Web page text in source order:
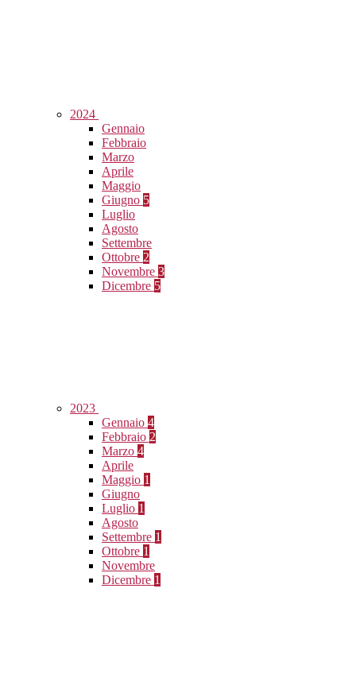
2024
Gennaio
Febbraio
Marzo
Aprile
Maggio
Giugno 5
Luglio
Agosto
Settembre
Ottobre 2
Novembre 3
Dicembre 5
2023
Gennaio 4
Febbraio 2
Marzo 4
Aprile
Maggio 1
Giugno
Luglio 1
Agosto
Settembre 1
Ottobre 1
Novembre
Dicembre 1